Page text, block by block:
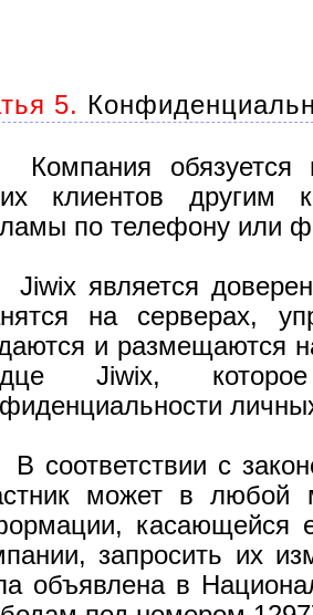
5.
Компания обязуется
клиентов другим
по телефону или
Jiwix является
на серверах,
и размещаются
Jiwix,
В соответствии с
может в любой
касающейся
запросить их
объявлена в